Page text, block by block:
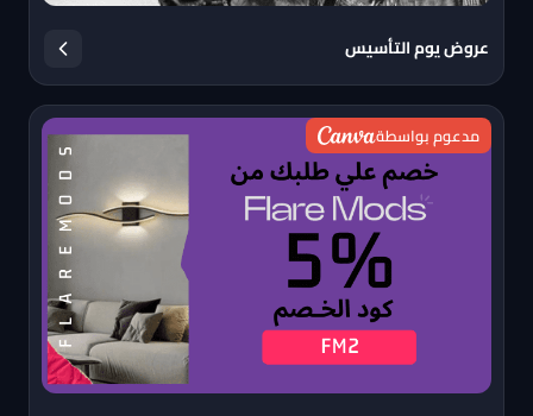
عروض يوم التأسيس
مدعوم بواسطة